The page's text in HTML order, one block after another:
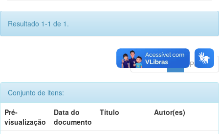
Resultado 1-1 de 1.
Anterior Póximo
Conjunto de itens:
Pré-
visualização
Data do
documento
Título Autor(es)